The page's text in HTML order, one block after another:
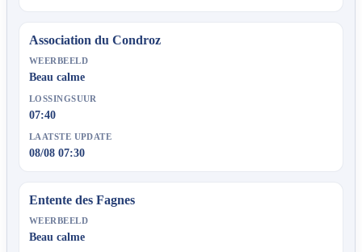
Association du Condroz
WEERBEELD
Beau calme
LOSSINGSUUR
07:40
LAATSTE UPDATE
08/08 07:30
Entente des Fagnes
WEERBEELD
Beau calme